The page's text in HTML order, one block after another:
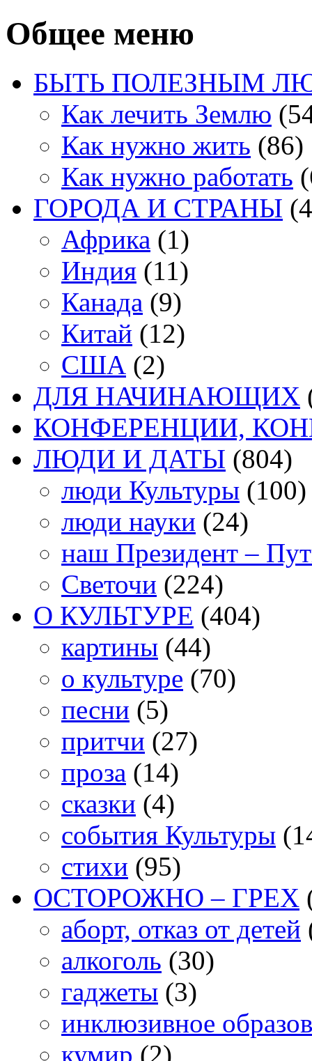
Общее меню
БЫТЬ ПОЛЕЗНЫМ
Как лечить Землю
Как нужно жить (86)
Как нужно работать
ГОРОДА И СТРАНЫ
Африка (1)
Индия (11)
Канада (9)
Китай (12)
США (2)
ДЛЯ НАЧИНАЮЩИХ
КОНФЕРЕНЦИИ,
ЛЮДИ И ДАТЫ (804)
люди Культуры (100)
люди науки (24)
наш Президент –
Светочи (224)
О КУЛЬТУРЕ (404)
картины (44)
о культуре (70)
песни (5)
притчи (27)
проза (14)
сказки (4)
события Культуры
стихи (95)
ОСТОРОЖНО – ГРЕХ
аборт, отказ от детей
алкоголь (30)
гаджеты (3)
инклюзивное
кумир (2)